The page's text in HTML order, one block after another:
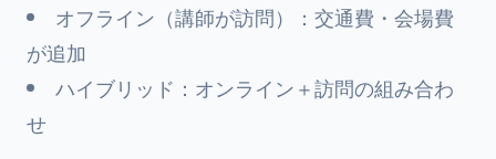
オフライン（講師が訪問）：交通費・会場費
が追加
ハイブリッド：オンライン＋訪問の組み合わ
せ